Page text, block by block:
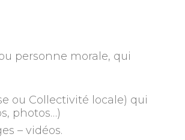
personne morale, qui
ou Collectivité locale) qui
photos…)
– vidéos.